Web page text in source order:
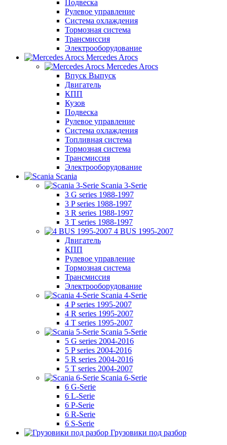
Подвеска
Рулевое управление
Система охлаждения
Тормозная система
Трансмиссия
Электрооборудование
Mercedes Arocs
Mercedes Arocs
Впуск Выпуск
Двигатель
КПП
Кузов
Подвеска
Рулевое управление
Система охлаждения
Топливная система
Тормозная система
Трансмиссия
Электрооборудование
Scania
Scania 3-Serie
3 G series 1988-1997
3 P series 1988-1997
3 R series 1988-1997
3 T series 1988-1997
4 BUS 1995-2007
Двигатель
КПП
Рулевое управление
Тормозная система
Трансмиссия
Электрооборудование
Scania 4-Serie
4 P series 1995-2007
4 R series 1995-2007
4 T series 1995-2007
Scania 5-Serie
5 G series 2004-2016
5 P series 2004-2016
5 R series 2004-2016
5 T series 2004-2007
Scania 6-Serie
6 G-Serie
6 L-Serie
6 P-Serie
6 R-Serie
6 S-Serie
Грузовики под разбор